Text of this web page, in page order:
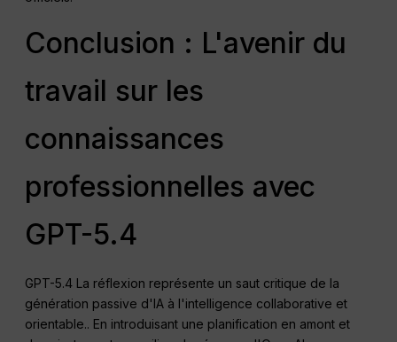
Conclusion : L'avenir du
travail sur les
connaissances
professionnelles avec
GPT-5.4
GPT-5.4 La réflexion représente un saut critique de la
génération passive d'IA à l'intelligence collaborative et
orientable.. En introduisant une planification en amont et